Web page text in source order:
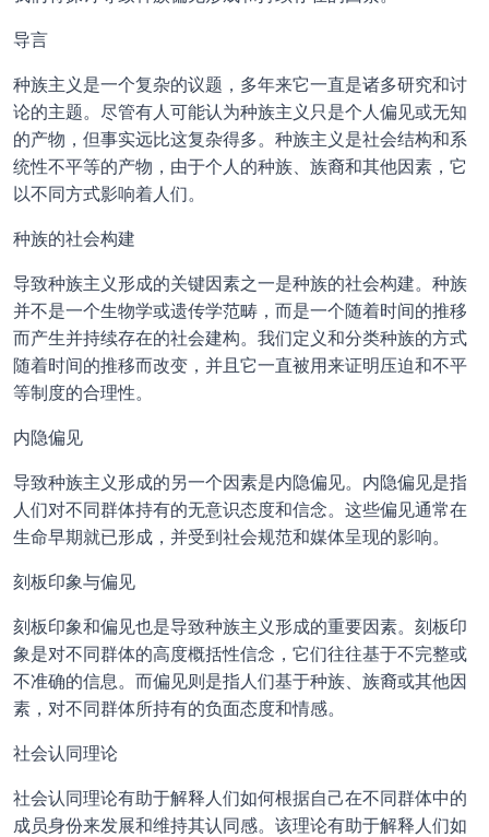
导言
种族主义是一个复杂的议题，多年来它一直是诸多研究和讨
论的主题。尽管有人可能认为种族主义只是个人偏见或无知
的产物，但事实远比这复杂得多。种族主义是社会结构和系
统性不平等的产物，由于个人的种族、族裔和其他因素，它
以不同方式影响着人们。
种族的社会构建
导致种族主义形成的关键因素之一是种族的社会构建。种族
并不是一个生物学或遗传学范畴，而是一个随着时间的推移
而产生并持续存在的社会建构。我们定义和分类种族的方式
随着时间的推移而改变，并且它一直被用来证明压迫和不平
等制度的合理性。
内隐偏见
导致种族主义形成的另一个因素是内隐偏见。内隐偏见是指
人们对不同群体持有的无意识态度和信念。这些偏见通常在
生命早期就已形成，并受到社会规范和媒体呈现的影响。
刻板印象与偏见
刻板印象和偏见也是导致种族主义形成的重要因素。刻板印
象是对不同群体的高度概括性信念，它们往往基于不完整或
不准确的信息。而偏见则是指人们基于种族、族裔或其他因
素，对不同群体所持有的负面态度和情感。
社会认同理论
社会认同理论有助于解释人们如何根据自己在不同群体中的
成员身份来发展和维持其认同感。该理论有助于解释人们如